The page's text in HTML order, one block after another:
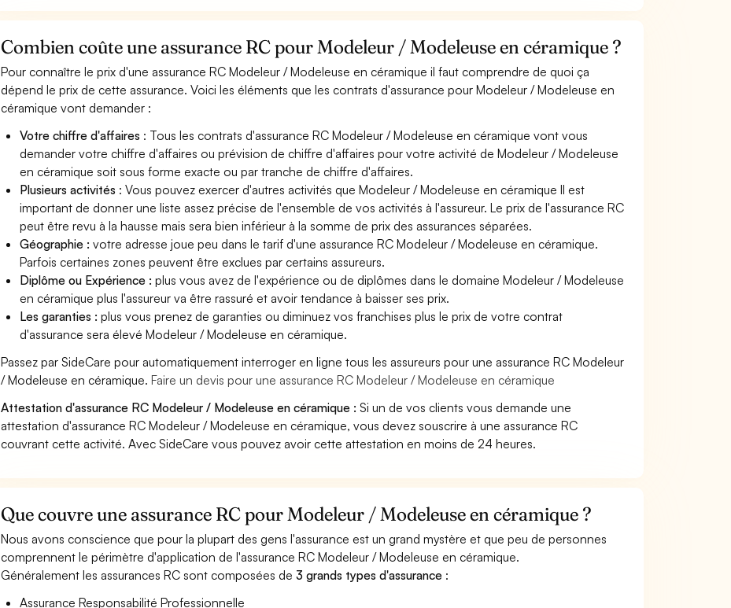
Combien coûte une assurance RC pour Modeleur / Modeleuse en céramique ?
Pour connaître le prix d'une assurance RC Modeleur / Modeleuse en céramique il faut comprendre de quoi ça
dépend le prix de cette assurance. Voici les éléments que les contrats d'assurance pour Modeleur / Modeleuse en
céramique vont demander :
Votre chiffre d'affaires : Tous les contrats d'assurance RC Modeleur / Modeleuse en céramique vont vous
demander votre chiffre d'affaires ou prévision de chiffre d'affaires pour votre activité de Modeleur / Modeleuse
en céramique soit sous forme exacte ou par tranche de chiffre d'affaires.
Plusieurs activités : Vous pouvez exercer d'autres activités que Modeleur / Modeleuse en céramique Il est
important de donner une liste assez précise de l'ensemble de vos activités à l'assureur. Le prix de l'assurance RC
peut être revu à la hausse mais sera bien inférieur à la somme de prix des assurances séparées.
Géographie :votre adresse joue peu dans le tarif d'une assurance RC Modeleur / Modeleuse en céramique.
Parfois certaines zones peuvent être exclues par certains assureurs.
Diplôme ou Expérience :plus vous avez de l'expérience ou de diplômes dans le domaine Modeleur / Modeleuse
en céramique plus l'assureur va être rassuré et avoir tendance à baisser ses prix.
Les garanties :plus vous prenez de garanties ou diminuez vos franchises plus le prix de votre contrat
d'assurance sera élevé Modeleur / Modeleuse en céramique.
Passez par SideCare pour automatiquement interroger en ligne tous les assureurs pour une assurance RC Modeleur
/ Modeleuse en céramique.Faire un devis pour une assurance RC Modeleur / Modeleuse en céramique
Attestation d'assurance RC Modeleur / Modeleuse en céramique : Si un de vos clients vous demande une
attestation d'assurance RC Modeleur / Modeleuse en céramique, vous devez souscrire à une assurance RC
couvrant cette activité. Avec SideCare vous pouvez avoir cette attestation en moins de 24 heures.
Que couvre une assurance RC pour Modeleur / Modeleuse en céramique ?
Nous avons conscience que pour la plupart des gens l'assurance est un grand mystère et que peu de personnes
comprennent le périmètre d'application de l'assurance RC Modeleur / Modeleuse en céramique.
Généralement les assurances RC sont composées de3 grands types d'assurance :
Assurance Responsabilité Professionnelle